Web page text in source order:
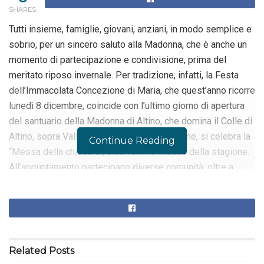
SHARES
Tutti insieme, famiglie, giovani, anziani, in modo semplice e
sobrio, per un sincero saluto alla Madonna, che è anche un
momento di partecipazione e condivisione, prima del
meritato riposo invernale. Per tradizione, infatti, la Festa
dell’Immacolata Concezione di Maria, che quest’anno ricorre
lunedì 8 dicembre, coincide con l’ultimo giorno di apertura
del santuario della Madonna di Altino, che domina il Colle di
Altino, sopra Vall’Alta. E, sempre da tradizione, si celebra la
“Messa della chiusura”, cioè l’ultima Messa della stagione.
All’appuntamento partecipano diverse comunità: oltre a
diverse iniziative di preghiera e devozione popolare, anche
quelle della Valle del Lujo, della Val Cavallina e della Val
mariano, peraltro frequentato anche da fedeli provenienti da
Continue Reading
Related Posts